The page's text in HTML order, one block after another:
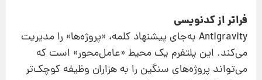
فراتر از کدنویسی
Antigravity به‌جای پیشنهاد کلمه، «پروژه‌ها» را مدیریت
می‌کند. این پلتفرم یک محیط «عامل‌محور» است که
می‌تواند پروژه‌های سنگین را به هزاران وظیفه کوچک‌تر